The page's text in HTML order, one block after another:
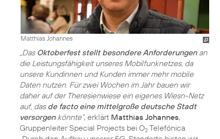
Matthias Johannes
„Das Oktoberfest stellt besondere Anforderungenan
die Leistungsfähigkeit unseres Mobilfunknetzes, da
unsere Kundinnen und Kunden immer mehr mobile
Daten nutzen. Für zwei Wochen im Jahr bauen wir
daher auf der Theresienwiese ein eigenes Wiesn-Netz
auf, das de facto eine mittelgroße deutsche Stadt
versorgenkönnte“, erklärt Matthias Johannes,
Gruppenleiter Special Projects bei O2 Telefónica.